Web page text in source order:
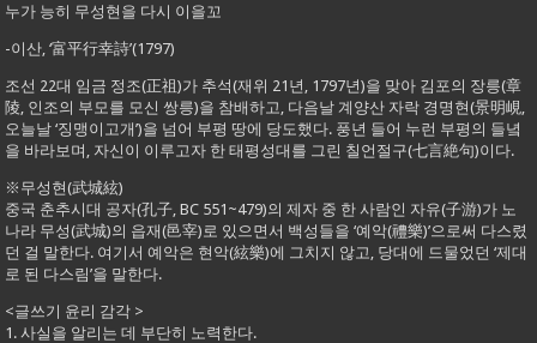
누가 능히 무성현을 다시 이을꼬
-이산, ‘富平行幸詩’(1797)
조선 22대 임금 정조(正祖)가 추석(재위 21년, 1797년)을 맞아 김포의 장릉(章
陵, 인조의 부모를 모신 쌍릉)을 참배하고, 다음날 계양산 자락 경명현(景明峴,
오늘날 ‘징맹이고개’)을 넘어 부평 땅에 당도했다. 풍년 들어 누런 부평의 들녘
을 바라보며, 자신이 이루고자 한 태평성대를 그린 칠언절구(七言絶句)이다.
※무성현(武城絃)
중국 춘추시대 공자(孔子, BC 551~479)의 제자 중 한 사람인 자유(子游)가 노
나라 무성(武城)의 읍재(邑宰)로 있으면서 백성들을 ‘예악(禮樂)’으로써 다스렸
던 걸 말한다. 여기서 예악은 현악(絃樂)에 그치지 않고, 당대에 드물었던 ‘제대
로 된 다스림’을 말한다.
<글쓰기 윤리 감각 >
1. 사실을 알리는 데 부단히 노력한다.